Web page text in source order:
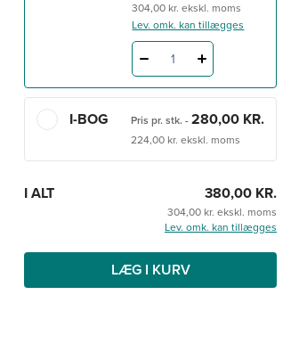
304,00 kr. ekskl. moms
Lev. omk. kan tillægges
1
I-BOG Pris pr. stk. -280,00 KR.
224,00 kr. ekskl. moms
I ALT 380,00 KR.
304,00 kr. ekskl. moms
Lev. omk. kan tillægges
LÆG I KURV